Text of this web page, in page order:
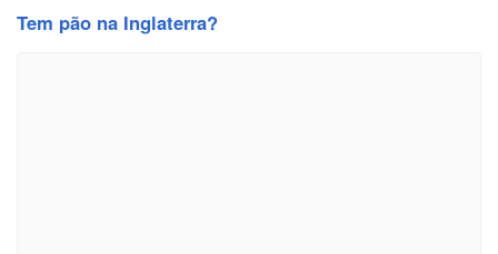
Tem pão na Inglaterra?